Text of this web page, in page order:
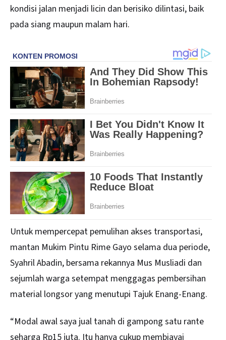
kondisi jalan menjadi licin dan berisiko dilintasi, baik
pada siang maupun malam hari.
Untuk mempercepat pemulihan akses transportasi,
mantan Mukim Pintu Rime Gayo selama dua periode,
Syahril Abadin, bersama rekannya Mus Musliadi dan
sejumlah warga setempat menggagas pembersihan
material longsor yang menutupi Tajuk Enang-Enang.
“Modal awal saya jual tanah di gampong satu rante
seharga Rp15 juta. Itu hanya cukup membiayai